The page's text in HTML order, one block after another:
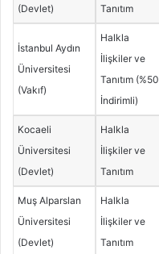
(Devlet)
Tanıtım
İstanbul Aydın
Üniversitesi
(Vakıf)
Halkla
İlişkiler ve
Tanıtım (%50
İndirimli)
Kocaeli
Üniversitesi
(Devlet)
Halkla
İlişkiler ve
Tanıtım
Muş Alparslan
Üniversitesi
(Devlet)
Halkla
İlişkiler ve
Tanıtım